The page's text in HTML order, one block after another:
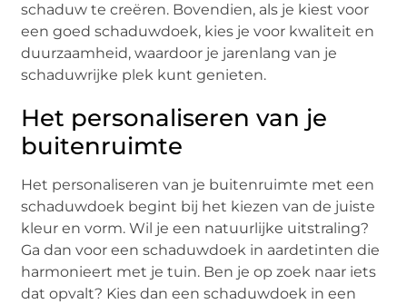
schaduw te creëren. Bovendien, als je kiest voor
een goed schaduwdoek, kies je voor kwaliteit en
duurzaamheid, waardoor je jarenlang van je
schaduwrijke plek kunt genieten.
Het personaliseren van je
buitenruimte
Het personaliseren van je buitenruimte met een
schaduwdoek begint bij het kiezen van de juiste
kleur en vorm. Wil je een natuurlijke uitstraling?
Ga dan voor een schaduwdoek in aardetinten die
harmonieert met je tuin. Ben je op zoek naar iets
dat opvalt? Kies dan een schaduwdoek in een